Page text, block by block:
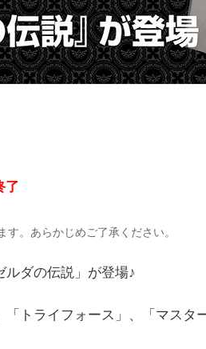
了
。あらかじめご了承ください。
ダの伝説」が登場♪
トライフォース」、「マスタ